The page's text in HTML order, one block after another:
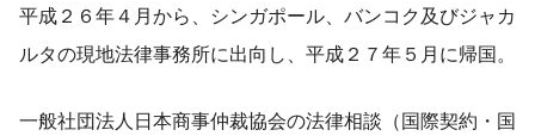
平成２６年４月から、シンガポール、バンコク及びジャカ
ルタの現地法律事務所に出向し、平成２７年５月に帰国。
一般社団法人日本商事仲裁協会の法律相談（国際契約・国